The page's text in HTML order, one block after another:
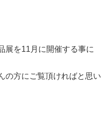
展を11月に開催する事に
の方にご覧頂ければと思い